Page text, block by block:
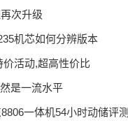
次升级
机芯如何分辨版本
活动,超高性价比
是一流水平
一体机54小时动储评测